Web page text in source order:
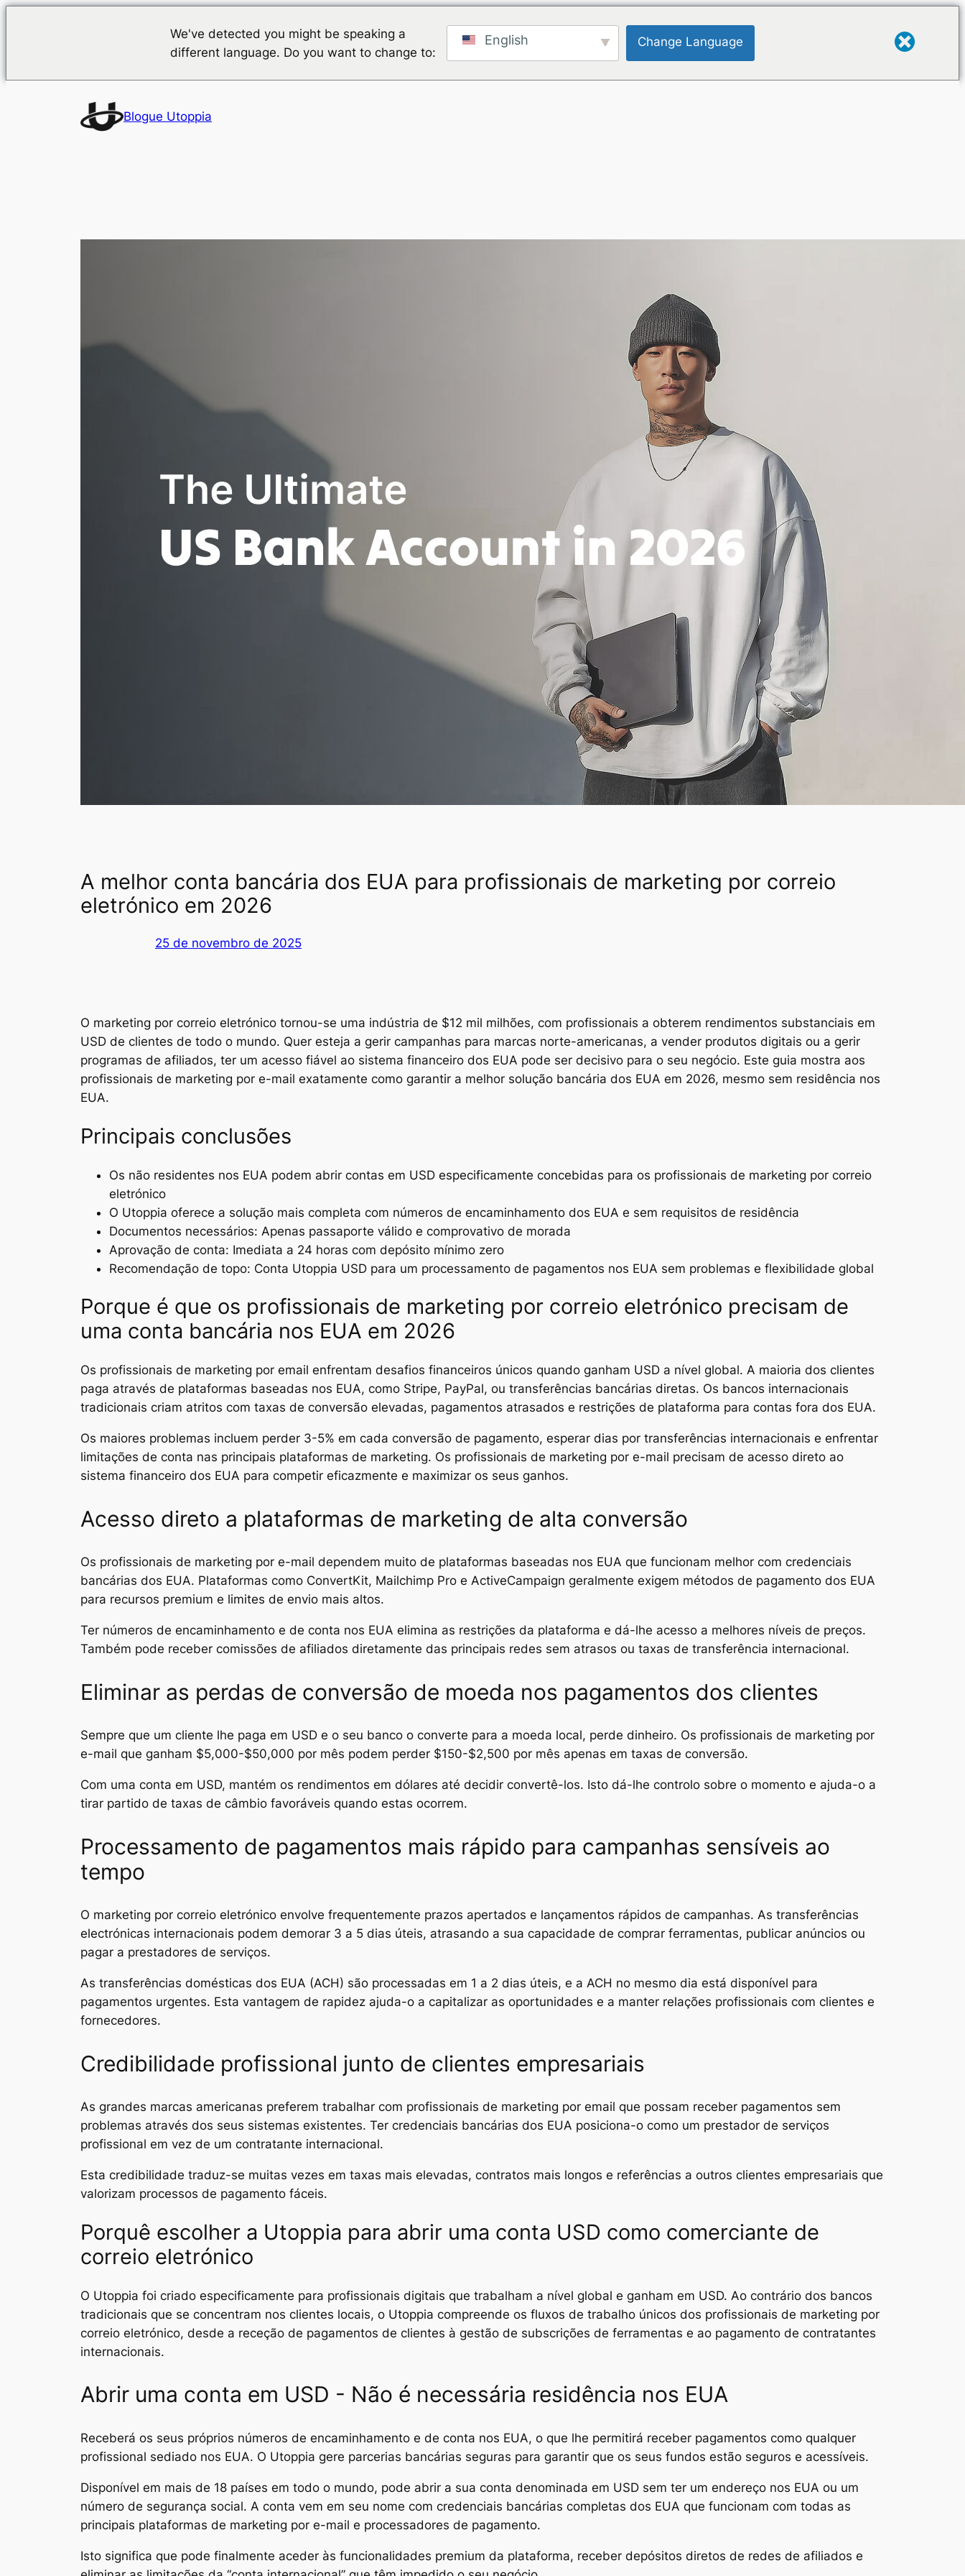
We've detected you might be speaking a
different language. Do you want to change to:
English Change Language
Blogue Utoppia
A melhor conta bancária dos EUA para profissionais de marketing por correio
eletrónico em 2026
25 de novembro de 2025
O marketing por correio eletrónico tornou-se uma indústria de $12 mil milhões, com profissionais a obterem rendimentos substanciais em
USD de clientes de todo o mundo. Quer esteja a gerir campanhas para marcas norte-americanas, a vender produtos digitais ou a gerir
programas de afiliados, ter um acesso fiável ao sistema financeiro dos EUA pode ser decisivo para o seu negócio. Este guia mostra aos
profissionais de marketing por e-mail exatamente como garantir a melhor solução bancária dos EUA em 2026, mesmo sem residência nos
EUA.
Principais conclusões
Os não residentes nos EUA podem abrir contas em USD especificamente concebidas para os profissionais de marketing por correio
eletrónico
O Utoppia oferece a solução mais completa com números de encaminhamento dos EUA e sem requisitos de residência
Documentos necessários: Apenas passaporte válido e comprovativo de morada
Aprovação de conta: Imediata a 24 horas com depósito mínimo zero
Recomendação de topo: Conta Utoppia USD para um processamento de pagamentos nos EUA sem problemas e flexibilidade global
Porque é que os profissionais de marketing por correio eletrónico precisam de
uma conta bancária nos EUA em 2026
Os profissionais de marketing por email enfrentam desafios financeiros únicos quando ganham USD a nível global. A maioria dos clientes
paga através de plataformas baseadas nos EUA, como Stripe, PayPal, ou transferências bancárias diretas. Os bancos internacionais
tradicionais criam atritos com taxas de conversão elevadas, pagamentos atrasados e restrições de plataforma para contas fora dos EUA.
Os maiores problemas incluem perder 3-5% em cada conversão de pagamento, esperar dias por transferências internacionais e enfrentar
limitações de conta nas principais plataformas de marketing. Os profissionais de marketing por e-mail precisam de acesso direto ao
sistema financeiro dos EUA para competir eficazmente e maximizar os seus ganhos.
Acesso direto a plataformas de marketing de alta conversão
Os profissionais de marketing por e-mail dependem muito de plataformas baseadas nos EUA que funcionam melhor com credenciais
bancárias dos EUA. Plataformas como ConvertKit, Mailchimp Pro e ActiveCampaign geralmente exigem métodos de pagamento dos EUA
para recursos premium e limites de envio mais altos.
Ter números de encaminhamento e de conta nos EUA elimina as restrições da plataforma e dá-lhe acesso a melhores níveis de preços.
Também pode receber comissões de afiliados diretamente das principais redes sem atrasos ou taxas de transferência internacional.
Eliminar as perdas de conversão de moeda nos pagamentos dos clientes
Sempre que um cliente lhe paga em USD e o seu banco o converte para a moeda local, perde dinheiro. Os profissionais de marketing por
e-mail que ganham $5,000-$50,000 por mês podem perder $150-$2,500 por mês apenas em taxas de conversão.
Com uma conta em USD, mantém os rendimentos em dólares até decidir convertê-los. Isto dá-lhe controlo sobre o momento e ajuda-o a
tirar partido de taxas de câmbio favoráveis quando estas ocorrem.
Processamento de pagamentos mais rápido para campanhas sensíveis ao
tempo
O marketing por correio eletrónico envolve frequentemente prazos apertados e lançamentos rápidos de campanhas. As transferências
electrónicas internacionais podem demorar 3 a 5 dias úteis, atrasando a sua capacidade de comprar ferramentas, publicar anúncios ou
pagar a prestadores de serviços.
As transferências domésticas dos EUA (ACH) são processadas em 1 a 2 dias úteis, e a ACH no mesmo dia está disponível para
pagamentos urgentes. Esta vantagem de rapidez ajuda-o a capitalizar as oportunidades e a manter relações profissionais com clientes e
fornecedores.
Credibilidade profissional junto de clientes empresariais
As grandes marcas americanas preferem trabalhar com profissionais de marketing por email que possam receber pagamentos sem
problemas através dos seus sistemas existentes. Ter credenciais bancárias dos EUA posiciona-o como um prestador de serviços
profissional em vez de um contratante internacional.
Esta credibilidade traduz-se muitas vezes em taxas mais elevadas, contratos mais longos e referências a outros clientes empresariais que
valorizam processos de pagamento fáceis.
Porquê escolher a Utoppia para abrir uma conta USD como comerciante de
correio eletrónico
O Utoppia foi criado especificamente para profissionais digitais que trabalham a nível global e ganham em USD. Ao contrário dos bancos
tradicionais que se concentram nos clientes locais, o Utoppia compreende os fluxos de trabalho únicos dos profissionais de marketing por
correio eletrónico, desde a receção de pagamentos de clientes à gestão de subscrições de ferramentas e ao pagamento de contratantes
internacionais.
Abrir uma conta em USD - Não é necessária residência nos EUA
Receberá os seus próprios números de encaminhamento e de conta nos EUA, o que lhe permitirá receber pagamentos como qualquer
profissional sediado nos EUA. O Utoppia gere parcerias bancárias seguras para garantir que os seus fundos estão seguros e acessíveis.
Disponível em mais de 18 países em todo o mundo, pode abrir a sua conta denominada em USD sem ter um endereço nos EUA ou um
número de segurança social. A conta vem em seu nome com credenciais bancárias completas dos EUA que funcionam com todas as
principais plataformas de marketing por e-mail e processadores de pagamento.
Isto significa que pode finalmente aceder às funcionalidades premium da plataforma, receber depósitos diretos de redes de afiliados e